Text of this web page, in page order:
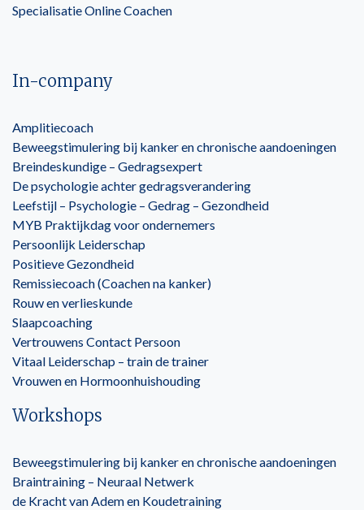
Specialisatie Online Coachen
In-company
Amplitiecoach
Beweegstimulering bij kanker en chronische aandoeningen
Breindeskundige – Gedragsexpert
De psychologie achter gedragsverandering
Leefstijl – Psychologie – Gedrag – Gezondheid
MYB Praktijkdag voor ondernemers
Persoonlijk Leiderschap
Positieve Gezondheid
Remissiecoach (Coachen na kanker)
Rouw en verlieskunde
Slaapcoaching
Vertrouwens Contact Persoon
Vitaal Leiderschap – train de trainer
Vrouwen en Hormoonhuishouding
Workshops
Beweegstimulering bij kanker en chronische aandoeningen
Braintraining – Neuraal Netwerk
de Kracht van Adem en Koudetraining